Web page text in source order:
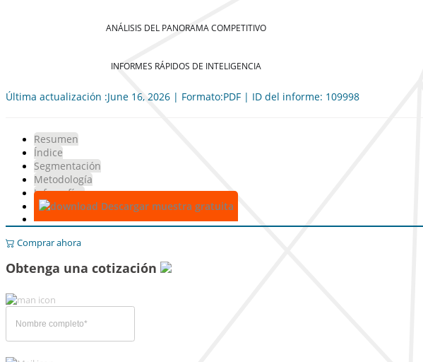
ANÁLISIS DEL PANORAMA COMPETITIVO
INFORMES RÁPIDOS DE INTELIGENCIA
Última actualización :June 16, 2026 | Formato:PDF | ID del informe: 109998
Resumen
Índice
Segmentación
Metodología
Infografías
Descargar muestra gratuita
Comprar ahora
Obtenga una cotización